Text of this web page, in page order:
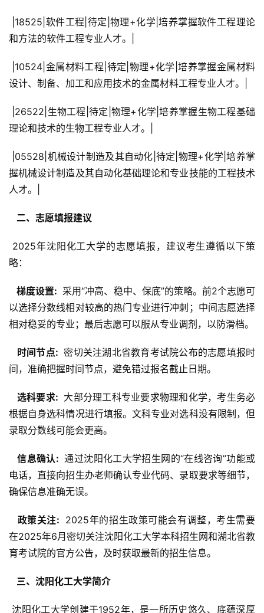
和方法的软件工程专业人才。|
设计、制备、加工和应用技术的金属材料工程专业人才。|
理论和技术的生物工程专业人才。|
握机械设计制造及其自动化基础理论和专业技能的工程技术
人才。|
  二、志愿填报建议
略：
  梯度设置:
采用“冲高、稳中、保底”的策略。前2个志愿可
以选择分数线相对较高的热门专业进行冲刺；中间志愿选择
相对稳妥的专业；最后志愿可以服从专业调剂，以防滑档。
  时间节点:
密切关注湖北省教育考试院公布的志愿填报时
间，准确把握时间节点，避免错过报名截止日期。
  选科要求:
大部分理工科专业要求物理和化学，考生务必
根据自身选科情况进行填报。文科专业对选科没有限制，但
录取分数线可能会更高。
  信息确认:
通过沈阳化工大学招生网的“在线咨询”功能或
电话，直接向招生办老师确认专业代码、录取要求等细节，
确保信息准确无误。
  政策关注:
2025年的招生政策可能会有调整，考生需要
在2025年6月密切关注沈阳化工大学本科招生网和湖北省教
育考试院的官方公告，及时获取最新的招生信息。
  三、沈阳化工大学简介